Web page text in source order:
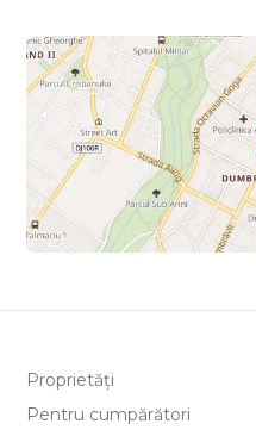
Proprietăți
Pentru cumpărători